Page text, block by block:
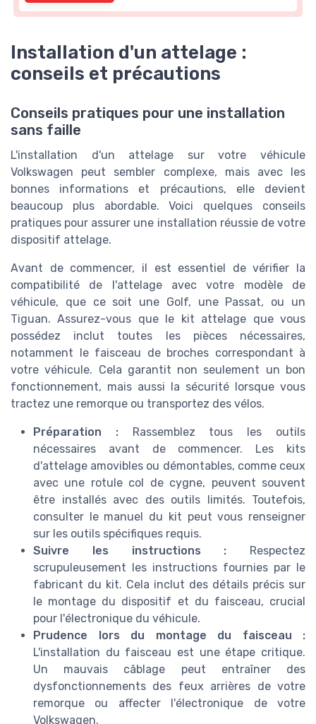
Installation d'un attelage :
conseils et précautions
Conseils pratiques pour une installation
sans faille
L'installation d'un attelage sur votre véhicule
Volkswagen peut sembler complexe, mais avec les
bonnes informations et précautions, elle devient
beaucoup plus abordable. Voici quelques conseils
pratiques pour assurer une installation réussie de votre
dispositif attelage.
Avant de commencer, il est essentiel de vérifier la
compatibilité de l'attelage avec votre modèle de
véhicule, que ce soit une Golf, une Passat, ou un
Tiguan. Assurez-vous que le kit attelage que vous
possédez inclut toutes les pièces nécessaires,
notamment le faisceau de broches correspondant à
votre véhicule. Cela garantit non seulement un bon
fonctionnement, mais aussi la sécurité lorsque vous
tractez une remorque ou transportez des vélos.
Préparation :Rassemblez tous les outils
nécessaires avant de commencer. Les kits
d'attelage amovibles ou démontables, comme ceux
avec une rotule col de cygne, peuvent souvent
être installés avec des outils limités. Toutefois,
consulter le manuel du kit peut vous renseigner
sur les outils spécifiques requis.
Suivre les instructions : Respectez
scrupuleusement les instructions fournies par le
fabricant du kit. Cela inclut des détails précis sur
le montage du dispositif et du faisceau, crucial
pour l'électronique du véhicule.
Prudence lors du montage du faisceau :
L'installation du faisceau est une étape critique.
Un mauvais câblage peut entraîner des
dysfonctionnements des feux arrières de votre
remorque ou affecter l'électronique de votre
Volkswagen.